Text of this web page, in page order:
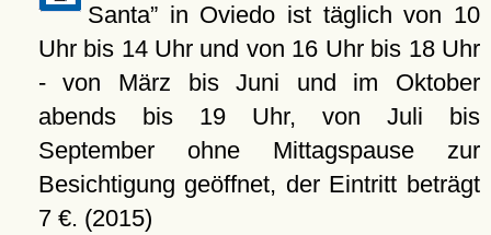
Santa in Oviedo ist täglich von 10
Uhr bis 14 Uhr und von 16 Uhr bis 18 Uhr
- von März bis Juni und im Oktober
abends bis 19 Uhr, von Juli bis
September ohne Mittagspause zur
Besichtigung geöffnet, der Eintritt beträgt
7 €. (2015)